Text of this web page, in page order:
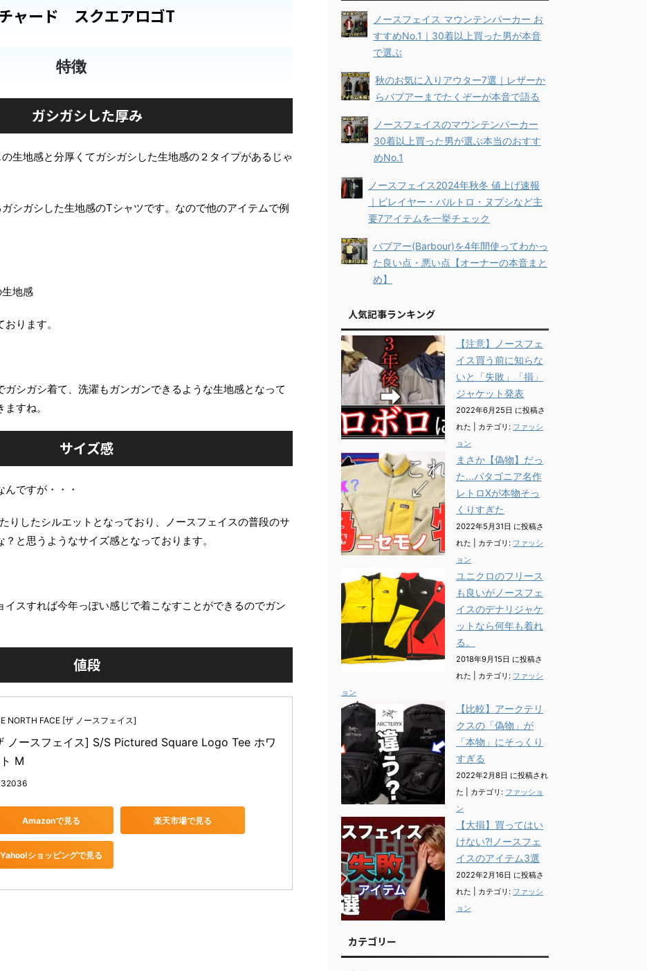
ャード スクエアロゴT
特徴
ガシガシした厚み
生地感と分厚くてガシガシした生地感の２タイプがあるじゃ
シガシした生地感のTシャツです。なので他のアイテムで例
生地感
ります。
シガシ着て、洗濯もガンガンできるような生地感となって
すね。
サイズ感
ですが・・・
りしたシルエットとなっており、ノースフェイスの普段のサ
と思うようなサイズ感となっております。
スすれば今年っぽい感じで着こなすことができるのでガン
値段
NORTH FACE [ザ ノースフェイス]
ノースフェイス] S/S Pictured Square Logo Tee ホワ
M
Amazonで見る 楽天市場で見る
Yahoo!ショッピングで見る
ノースフェイス マウンテンパーカー お
すすめNo.1｜30着以上買った男が本音
で選ぶ
秋のお気に入りアウター7選｜レザーか
らバブアーまでたくぞーが本音で語る
ノースフェイスのマウンテンパーカー
30着以上買った男が選ぶ本当のおすす
めNo.1
ノースフェイス2024年秋冬 値上げ速報
｜ビレイヤー・バルトロ・ヌプシなど主
要7アイテムを一挙チェック
バブアー(Barbour)を4年間使ってわかっ
た良い点・悪い点【オーナーの本音まと
め】
人気記事ランキング
【注意】ノースフェ
イス買う前に知らな
いと「失敗」「損」
ジャケット発表
2022年6月25日 に投稿さ
れた
カテゴリ: ファッシ
ョン
まさか【偽物】だっ
た...パタゴニア名作
レトロXが本物そっ
くりすぎた
2022年5月31日 に投稿さ
れた
カテゴリ: ファッシ
ョン
ユニクロのフリース
も良いがノースフェ
イスのデナリジャケ
ットなら何年も着れ
る。
2018年9月15日 に投稿さ
れた
カテゴリ: ファッシ
ョン
【比較】アークテリ
クスの「偽物」が
「本物」にそっくり
すぎる
2022年2月8日 に投稿され
た
カテゴリ: ファッショ
ン
【大損】買ってはい
けない?!ノースフェ
イスのアイテム3選
2022年2月16日 に投稿さ
れた
カテゴリ: ファッシ
ョン
カテゴリー